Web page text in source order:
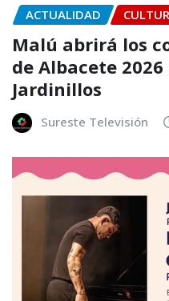
ACTUALIDAD
Malú abrirá los
de Albacete
Jardinillos
Sureste Televisión